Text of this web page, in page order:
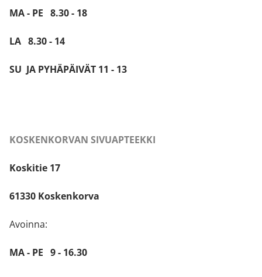
MA - PE 8.30 - 18
LA 8.30 - 14
SU JA PYHÄPÄIVÄT 11 - 13
KOSKENKORVAN SIVUAPTEEKKI
Koskitie 17
61330 Koskenkorva
Avoinna:
MA - PE 9 - 16.30